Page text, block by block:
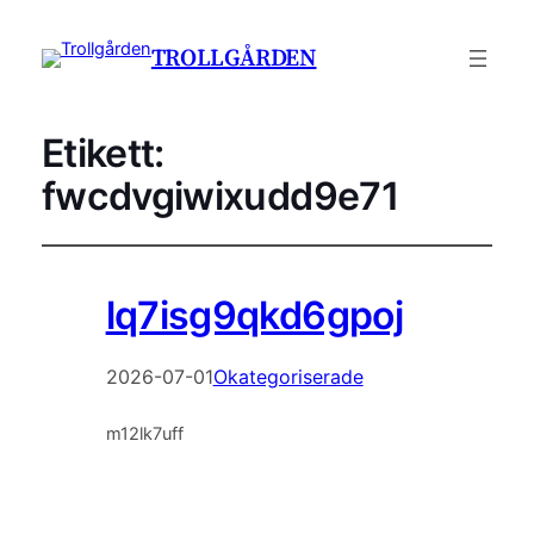
TROLLGÅRDEN
Etikett:
fwcdvgiwixudd9e71
lq7isg9qkd6gpoj
2026-07-01Okategoriserade
m12lk7uff